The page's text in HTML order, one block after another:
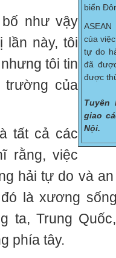
biển
của
tự do
đã
được
Tuyên
giao
Nội.
như vậy
lần này, tôi
tôi tin
trường của
tất cả các
rằng, việc
hải tự do và
là xương
ta, Trung
phía tây.